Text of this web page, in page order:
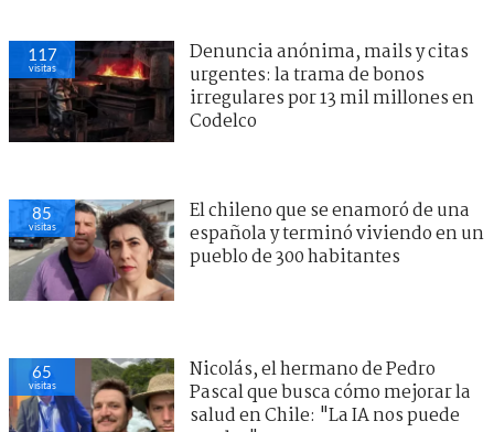
117
visitas
Denuncia anónima, mails y citas
urgentes: la trama de bonos
irregulares por 13 mil millones en
Codelco
85
visitas
El chileno que se enamoró de una
española y terminó viviendo en un
pueblo de 300 habitantes
65
visitas
Nicolás, el hermano de Pedro
Pascal que busca cómo mejorar la
salud en Chile: "La IA nos puede